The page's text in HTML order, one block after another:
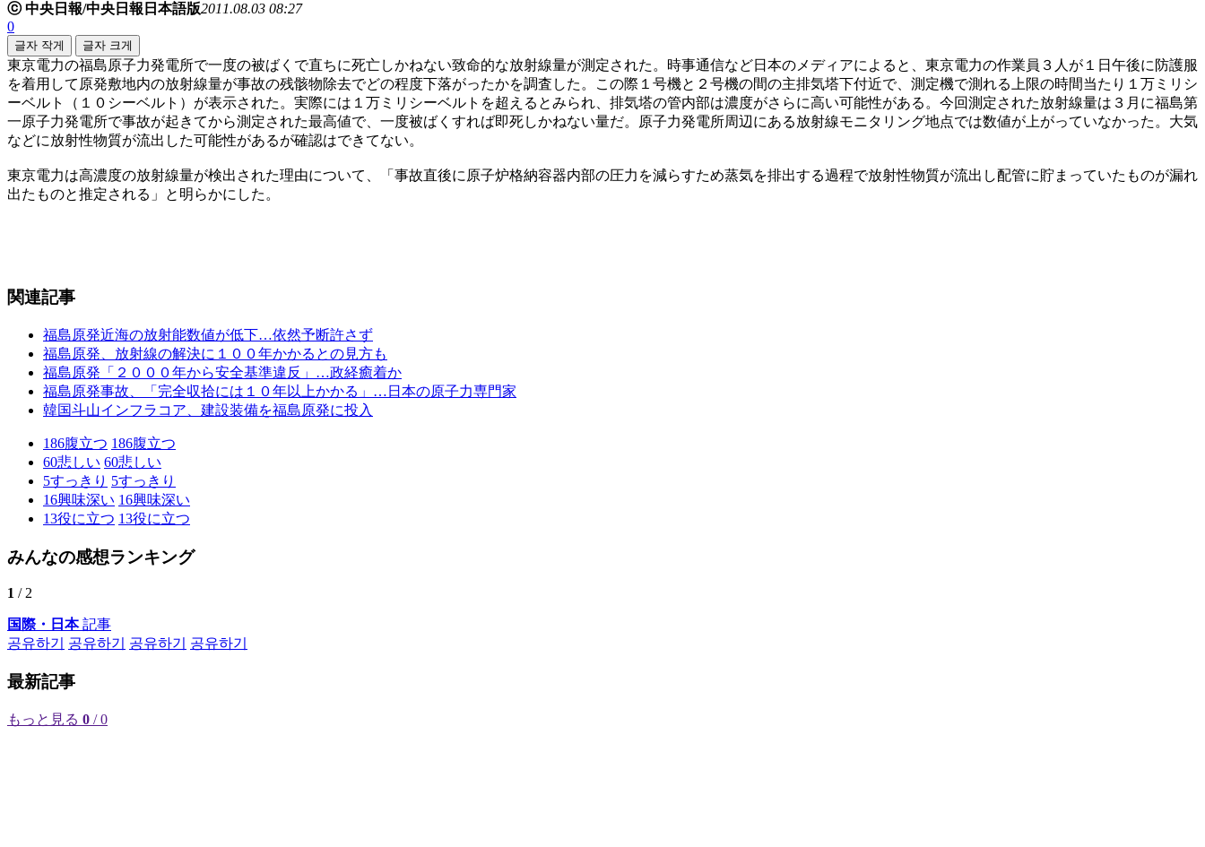
ⓒ 中央日報/中央日報日本語版2011.08.03 08:27
0
글자 작게 글자 크게
東京電力の福島原子力発電所で一度の被ばくで直ちに死亡しかねない致命的な放射線量が測定された。時事通信など日本のメディアによると、東京電力の作業員３人が１日午後に防護服
を着用して原発敷地内の放射線量が事故の残骸物除去でどの程度下落がったかを調査した。この際１号機と２号機の間の主排気塔下付近で、測定機で測れる上限の時間当たり１万ミリシ
ーベルト（１０シーベルト）が表示された。実際には１万ミリシーベルトを超えるとみられ、排気塔の管内部は濃度がさらに高い可能性がある。今回測定された放射線量は３月に福島第
一原子力発電所で事故が起きてから測定された最高値で、一度被ばくすれば即死しかねない量だ。原子力発電所周辺にある放射線モニタリング地点では数値が上がっていなかった。大気
などに放射性物質が流出した可能性があるが確認はできてない。
東京電力は高濃度の放射線量が検出された理由について、「事故直後に原子炉格納容器内部の圧力を減らすため蒸気を排出する過程で放射性物質が流出し配管に貯まっていたものが漏れ
出たものと推定される」と明らかにした。
関連記事
福島原発近海の放射能数値が低下…依然予断許さず
福島原発、放射線の解決に１００年かかるとの見方も
福島原発「２０００年から安全基準違反」…政経癒着か
福島原発事故、「完全収拾には１０年以上かかる」…日本の原子力専門家
韓国斗山インフラコア、建設装備を福島原発に投入
186腹立つ 186腹立つ
60悲しい 60悲しい
5すっきり 5すっきり
16興味深い 16興味深い
13役に立つ 13役に立つ
みんなの感想ランキング
1 / 2
国際・日本記事
공유하기
공유하기 공유하기 공유하기
最新記事
もっと見る 0 / 0